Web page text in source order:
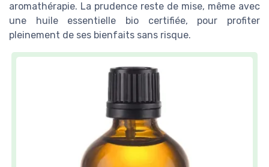
aromathérapie. La prudence reste de mise, même avec
une huile essentielle bio certifiée, pour profiter
pleinement de ses bienfaits sans risque.